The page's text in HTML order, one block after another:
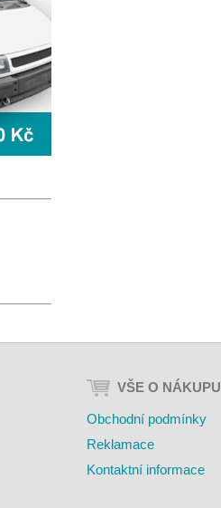
VŠE O NÁKUPU
Obchodní podmínky
Reklamace
Kontaktní informace